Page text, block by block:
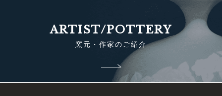
ARTIST/POTTERY
窯元・作家のご紹介